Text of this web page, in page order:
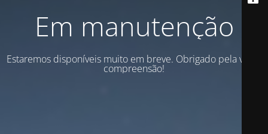
Em manutenção
Estaremos disponíveis muito em breve. Obrigado pela vossa
compreensão!